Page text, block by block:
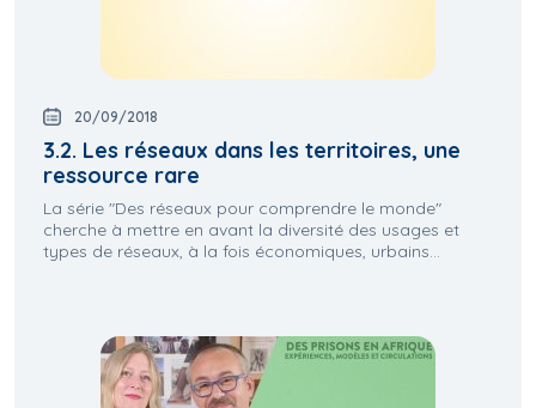
20/09/2018
3.2. Les réseaux dans les territoires, une
ressource rare
La série "Des réseaux pour comprendre le monde"
cherche à mettre en avant la diversité des usages et
types de réseaux, à la fois économiques, urbains...